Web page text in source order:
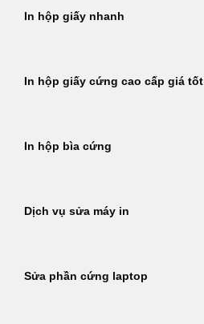
In hộp giấy nhanh
In hộp giấy cứng cao cấp giá tốt
In hộp bìa cứng
Dịch vụ sửa máy in
Sửa phần cứng laptop